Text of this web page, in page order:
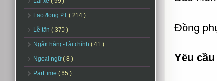
Lao động PT ( 214 )
Lễ tân ( 370 )
Ngân hàng-Tài chính ( 41 )
Ngoại ngữ ( 8 )
Part time ( 65 )
Đồng
Yêu